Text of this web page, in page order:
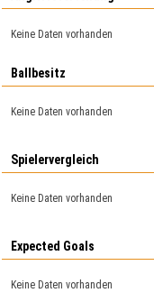
Keine Daten vorhanden
Ballbesitz
Keine Daten vorhanden
Spielervergleich
Keine Daten vorhanden
Expected Goals
Keine Daten vorhanden